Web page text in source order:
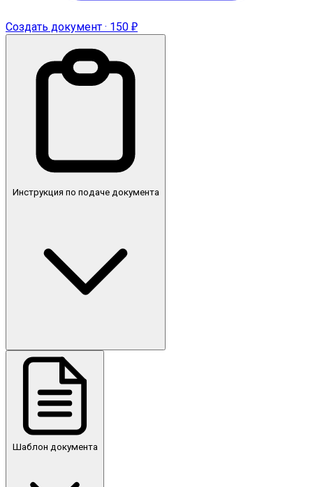
Создать документ · 150 ₽
Инструкция по подаче документа
Шаблон документа